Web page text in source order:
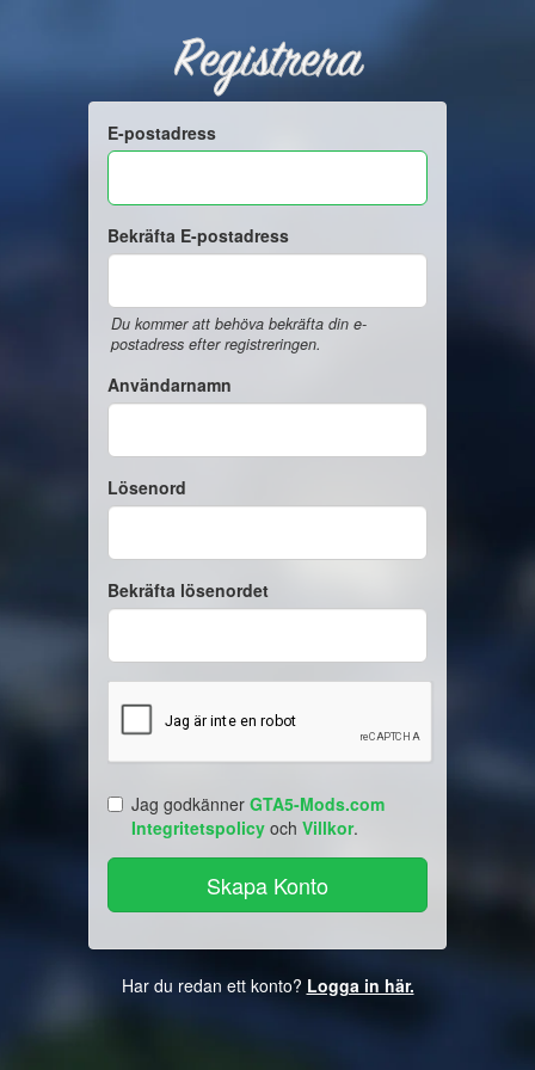
Registrera
E-postadress
Bekräfta E-postadress
Du kommer att behöva bekräfta din e-
postadress efter registreringen.
Användarnamn
Lösenord
Bekräfta lösenordet
Jag godkänner GTA5-Mods.com
Integritetspolicy och Villkor.
Har du redan ett konto? Logga in här.